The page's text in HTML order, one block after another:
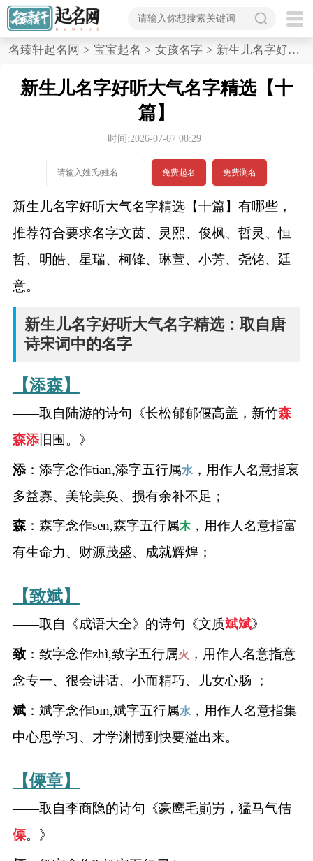
首
宝
名
打
男孩名字打分
生
名
蛇年起名
龙年起名
虎年起名
取
名臻轩起名网 > 宝宝起名 > 女孩名字 > 新生儿名字好听大气名字精选,十篇
新生儿名字好听大气名字精选【十
篇】
时间:2026-07-07 08:29
免费起名 免费测名
新生儿名字好听大气名字精选【十篇】有哪些，
推荐符合要求名字文茵、灵熙、俊枫、哲灵、恒
哲、明皓、星瑞、柯锋、琳萱、小芳、尧铭、廷
意。
新生儿名字好听大气名字精选：取自唐
诗宋词中的名字
【添森】
——取自陆游的诗句《长松郁郁偃高盖，新竹森
森添旧围。》
添：添字念作tiān,添字五行属水，用作人名意指裒
多益寡、美轮美奂、损有余补不足；
森：森字念作sēn,森字五行属木，用作人名意指富
有生命力、财源茂盛、成就辉煌；
【致斌】
——取自《成语大全》的诗句《文质斌斌》
致：致字念作zhì,致字五行属火 ，用作人名意指意
念专一、很会讲话、小而精巧、儿女心肠 ；
斌：斌字念作bīn,斌字五行属水，用作人名意指集
中心思学习、才学渊博到快要溢出来。
【傈章】
——取自李商隐的诗句《豪鹰毛崱屴，猛马气佶
傈。》